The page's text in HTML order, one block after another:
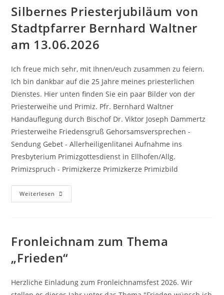
Silbernes Priesterjubiläum von
Stadtpfarrer Bernhard Waltner
am 13.06.2026
Ich freue mich sehr, mit Ihnen/euch zusammen zu feiern.
Ich bin dankbar auf die 25 Jahre meines priesterlichen
Dienstes. Hier unten finden Sie ein paar Bilder von der
Priesterweihe und Primiz. Pfr. Bernhard Waltner
Handauflegung durch Bischof Dr. Viktor Joseph Dammertz
Priesterweihe Friedensgruß Gehorsamsversprechen -
Sendung Gebet - Allerheiligenlitanei Aufnahme ins
Presbyterium Primizgottesdienst in Ellhofen/Allg.
Primizspruch - Primizkerze Primizkerze Primizbild
Weiterlesen
Fronleichnam zum Thema
„Frieden“
Herzliche Einladung zum Fronleichnamsfest 2026. Wir